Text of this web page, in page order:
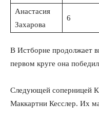
Анастасия
Захарова
6
В Истборне продолжает
первом круге она
Следующей соперницей
Маккартни Кесслер. Их